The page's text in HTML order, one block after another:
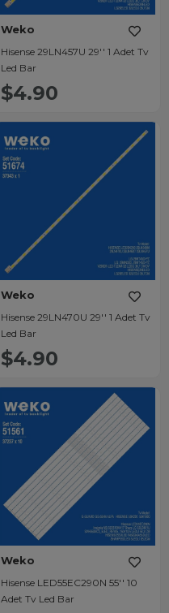
Weko
Hisense 29LN457U 29'' 1 Adet Tv
Led Bar
$4.90
Weko
Hisense 29LN470U 29'' 1 Adet Tv
Led Bar
$4.90
Weko
Hisense LED55EC290N 55'' 10
Adet Tv Led Bar